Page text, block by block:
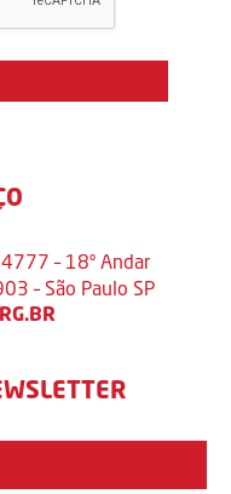
– 18º Andar
– São Paulo SP